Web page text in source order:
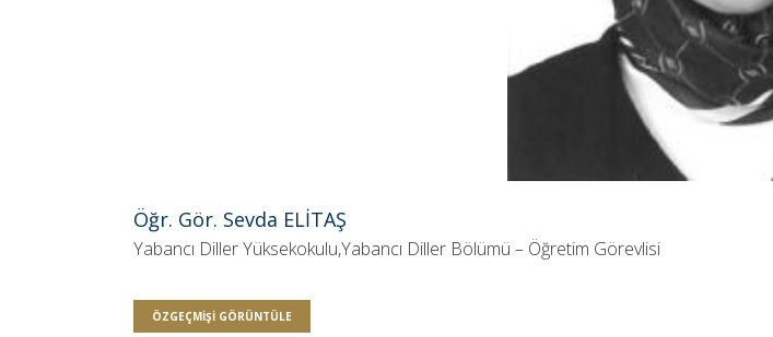
Öğr. Gör. Sevda ELİTAŞ
Yabancı Diller Yüksekokulu,Yabancı Diller Bölümü – Öğretim Görevlisi
ÖZGEÇMIŞI GÖRÜNTÜLE